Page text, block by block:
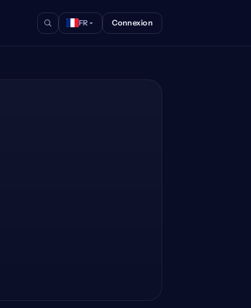
FR Connexion